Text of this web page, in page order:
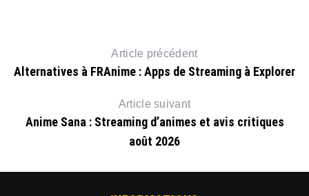
Article précédent
Alternatives à FRAnime : Apps de Streaming à Explorer
Article suivant
Anime Sana : Streaming d’animes et avis critiques
août 2026